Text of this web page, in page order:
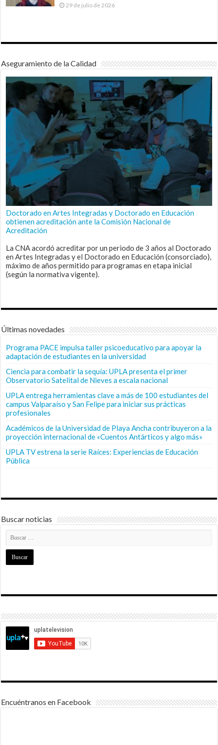
29 de julio de 2026
Aseguramiento de la Calidad
Doctorado en Artes Integradas y Doctorado en Educación
obtienen acreditación ante la Comisión Nacional de
Acreditación
La CNA acordó acreditar por un periodo de 3 años al Doctorado
en Artes Integradas y el Doctorado en Educación (consorciado),
máximo de años permitido para programas en etapa inicial
(según la normativa vigente).
Últimas novedades
Programa PACE impulsa taller psicoeducativo para apoyar la
adaptación de estudiantes en la universidad
Ciencia para combatir la sequía: UPLA presenta el primer
Observatorio Satelital de Nieves a escala nacional
UPLA entrega herramientas clave a más de 100 estudiantes del
campus Valparaíso y San Felipe para iniciar sus prácticas
profesionales
Académicos de la Universidad de Playa Ancha contribuyeron a la
proyección internacional de «Cuentos Antárticos y algo más»
UPLA TV estrena la serie Raíces: Experiencias de Educación
Pública
Buscar noticias
Encuéntranos en Facebook